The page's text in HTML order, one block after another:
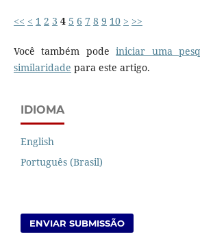
<< < 1 2 3 4 5 6 7 8 9 10 > >>
Você também podeiniciar uma
similaridade para este artigo.
IDIOMA
English
Português (Brasil)
ENVIAR SUBMISSÃO